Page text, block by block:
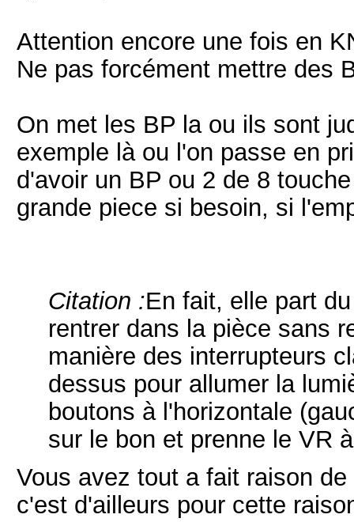
Attention encore une fois en
Ne pas forcément mettre des
On met les BP la ou ils sont
exemple là ou l'on passe en
d'avoir un BP ou 2 de 8
grande piece si besoin, si
Citation :En fait, elle part
rentrer dans la pièce sans
manière des interrupteurs
dessus pour allumer la
boutons à l'horizontale
sur le bon et prenne le VR
Vous avez tout a fait raison
c'est d'ailleurs pour cette